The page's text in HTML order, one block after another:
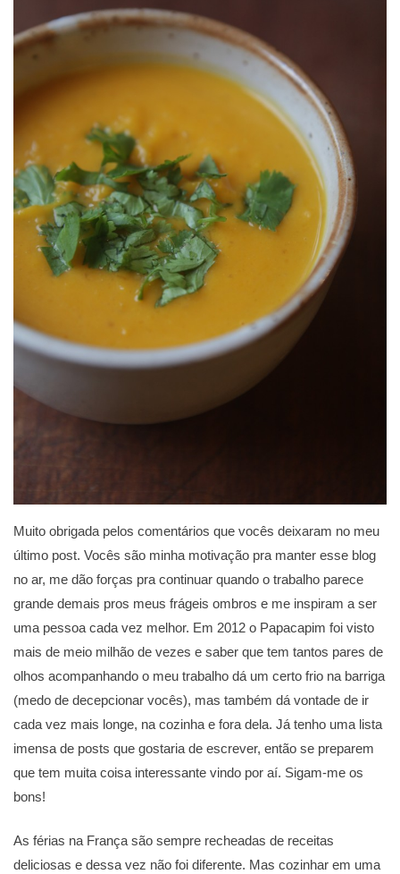
Muito obrigada pelos comentários que vocês deixaram no meu
último post. Vocês são minha motivação pra manter esse blog
no ar, me dão forças pra continuar quando o trabalho parece
grande demais pros meus frágeis ombros e me inspiram a ser
uma pessoa cada vez melhor. Em 2012 o Papacapim foi visto
mais de meio milhão de vezes e saber que tem tantos pares de
olhos acompanhando o meu trabalho dá um certo frio na barriga
(medo de decepcionar vocês), mas também dá vontade de ir
cada vez mais longe, na cozinha e fora dela. Já tenho uma lista
imensa de posts que gostaria de escrever, então se preparem
que tem muita coisa interessante vindo por aí. Sigam-me os
bons!
As férias na França são sempre recheadas de receitas
deliciosas e dessa vez não foi diferente. Mas cozinhar em uma